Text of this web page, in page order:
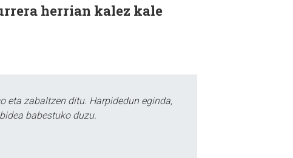
herrian kalez kale
eta zabaltzen ditu. Harpidedun eginda,
babestuko duzu.